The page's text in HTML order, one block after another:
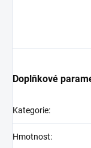
Doplňkové
Kategorie:
Hmotnost: